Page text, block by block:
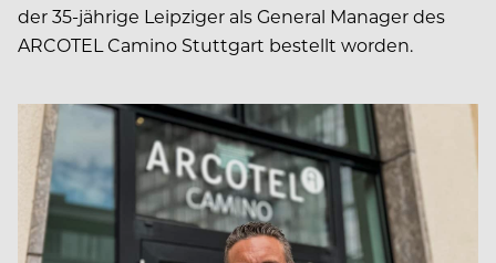
der 35-jährige Leipziger als General Manager des
ARCOTEL Camino Stuttgart bestellt worden.